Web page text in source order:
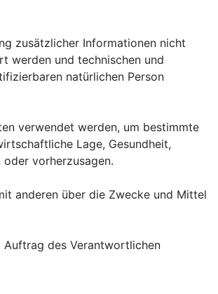
zusätzlicher Informationen nicht
werden und technischen und
natürlichen Person
verwendet werden, um bestimmte
Lage, Gesundheit,
vorherzusagen.
anderen über die Zwecke und Mittel
Auftrag des Verantwortlichen